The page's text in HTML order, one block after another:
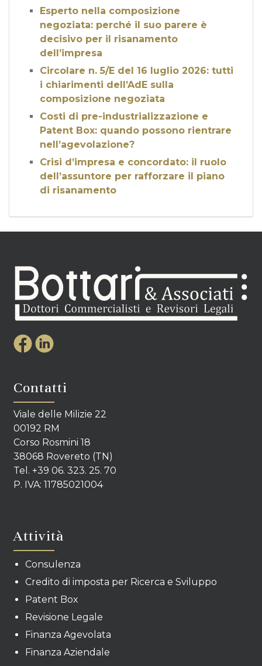
Esperto nella composizione
negoziata: perché il suo parere è
decisivo per il risanamento
dell’impresa
Circolare n. 5/E del 16 luglio 2026: tutti
i chiarimenti dell’AdE sulla
composizione negoziata
Costi di pre-industrializzazione e
Patent Box: quando possono rientrare
nell’agevolazione?
Crisi d’impresa e concordato: il ruolo
dell’assuntore per rafforzare il piano
di risanamento
Contatti
Viale delle Milizie 22
00192 RM
Corso Rosmini 18
38068 Rovereto (TN)
Tel. +39 06. 323. 25. 70
P. IVA: 11785021004
Attività
Consulenza
Credito di imposta per Ricerca e Sviluppo
Patent Box
Revisione Legale
Finanza Agevolata
Finanza Aziendale